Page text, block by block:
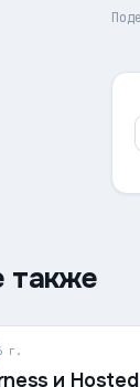
также
г.
и